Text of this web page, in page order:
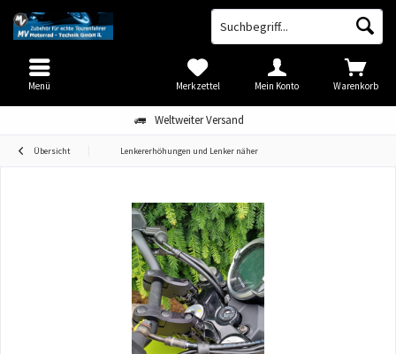
Weltweiter Versand
Warenkorb
Merkzettel Mein Konto
Menü
Übersicht Lenkererhöhungen und Lenker näher